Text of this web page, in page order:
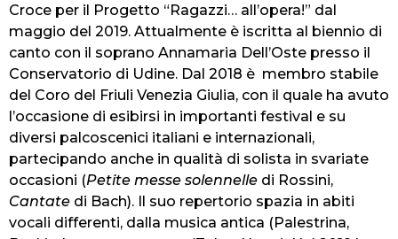
Croce per il Progetto “Ragazzi… all’opera!” dal
maggio del 2019. Attualmente è iscritta al biennio di
canto con il soprano Annamaria Dell’Oste presso il
Conservatorio di Udine. Dal 2018 è membro stabile
del Coro del Friuli Venezia Giulia, con il quale ha avuto
l’occasione di esibirsi in importanti festival e su
diversi palcoscenici italiani e internazionali,
partecipando anche in qualità di solista in svariate
occasioni (Petite messe solennelle di Rossini,
Cantate di Bach). Il suo repertorio spazia in abiti
vocali differenti, dalla musica antica (Palestrina,